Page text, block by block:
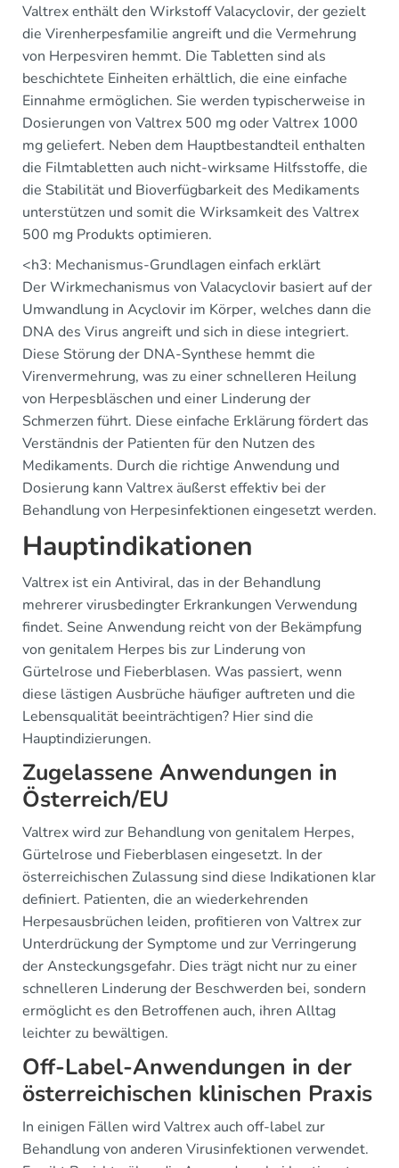
Valtrex enthält den Wirkstoff Valacyclovir, der gezielt
die Virenherpesfamilie angreift und die Vermehrung
von Herpesviren hemmt. Die Tabletten sind als
beschichtete Einheiten erhältlich, die eine einfache
Einnahme ermöglichen. Sie werden typischerweise in
Dosierungen von Valtrex 500 mg oder Valtrex 1000
mg geliefert. Neben dem Hauptbestandteil enthalten
die Filmtabletten auch nicht-wirksame Hilfsstoffe, die
die Stabilität und Bioverfügbarkeit des Medikaments
unterstützen und somit die Wirksamkeit des Valtrex
500 mg Produkts optimieren.
<h3: Mechanismus-Grundlagen einfach erklärt
Der Wirkmechanismus von Valacyclovir basiert auf der
Umwandlung in Acyclovir im Körper, welches dann die
DNA des Virus angreift und sich in diese integriert.
Diese Störung der DNA-Synthese hemmt die
Virenvermehrung, was zu einer schnelleren Heilung
von Herpesbläschen und einer Linderung der
Schmerzen führt. Diese einfache Erklärung fördert das
Verständnis der Patienten für den Nutzen des
Medikaments. Durch die richtige Anwendung und
Dosierung kann Valtrex äußerst effektiv bei der
Behandlung von Herpesinfektionen eingesetzt werden.
Hauptindikationen
Valtrex ist ein Antiviral, das in der Behandlung
mehrerer virusbedingter Erkrankungen Verwendung
findet. Seine Anwendung reicht von der Bekämpfung
von genitalem Herpes bis zur Linderung von
Gürtelrose und Fieberblasen. Was passiert, wenn
diese lästigen Ausbrüche häufiger auftreten und die
Lebensqualität beeinträchtigen? Hier sind die
Hauptindizierungen.
Zugelassene Anwendungen in
Österreich/EU
Valtrex wird zur Behandlung von genitalem Herpes,
Gürtelrose und Fieberblasen eingesetzt. In der
österreichischen Zulassung sind diese Indikationen klar
definiert. Patienten, die an wiederkehrenden
Herpesausbrüchen leiden, profitieren von Valtrex zur
Unterdrückung der Symptome und zur Verringerung
der Ansteckungsgefahr. Dies trägt nicht nur zu einer
schnelleren Linderung der Beschwerden bei, sondern
ermöglicht es den Betroffenen auch, ihren Alltag
leichter zu bewältigen.
Off-Label-Anwendungen in der
österreichischen klinischen Praxis
In einigen Fällen wird Valtrex auch off-label zur
Behandlung von anderen Virusinfektionen verwendet.